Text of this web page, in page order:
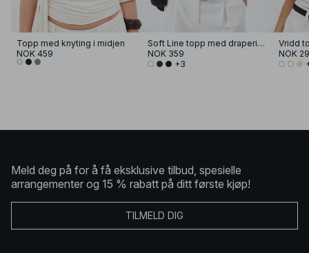
Topp med knyting i midjen
NOK 459
Soft Line topp med drapering
NOK 359
+3
Vridd
NOK
Meld deg på for å få eksklusive tilbud, spesielle
arrangementer og 15 % rabatt på ditt første kjøp!
TILMELD DIG